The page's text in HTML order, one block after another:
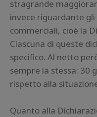
stragrande
invece riguardante
commerciali, cioè la
Ciascuna di queste
specifico. Al netto
sempre la stessa: 30
rispetto alla
Quanto alla